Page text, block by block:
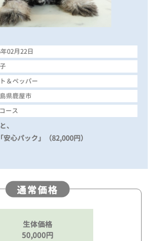
02月22日
＆ペッパー
県鹿屋市
ース
、
心パック」（82,000円）
通常価格
生体価格
50,000円